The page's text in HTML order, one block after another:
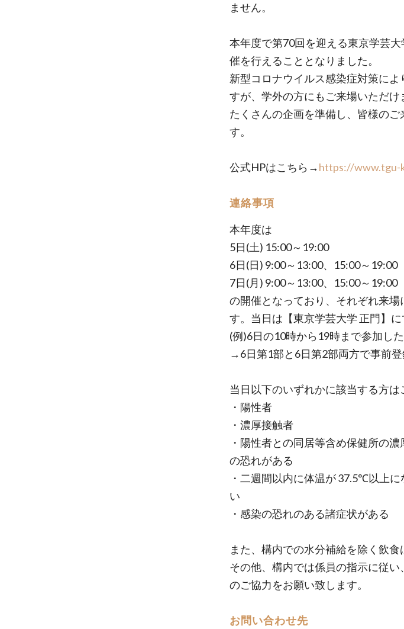
ません。
本年度で第70回を迎える東京学芸
催を行えることとなりました。
新型コロナウイルス感染症対策に
すが、学外の方にもご来場いただけ
たくさんの企画を準備し、皆様の
す。
公式HPはこちら→https://www.tgu-
連絡事項
本年度は
5日(土) 15:00～19:00
6日(日) 9:00～13:00、15:00～19:00
7日(月) 9:00～13:00、15:00～19:00
の開催となっており、それぞれ来
す。当日は【東京学芸大学 正門】
(例)6日の10時から19時まで参加し
→6日第1部と6日第2部両方で事前登
当日以下のいずれかに該当する方は
・陽性者
・濃厚接触者
・陽性者との同居等含め保健所の
の恐れがある
・二週間以内に体温が 37.5℃以上
い
・感染の恐れのある諸症状がある
また、構内での水分補給を除く飲食
その他、構内では係員の指示に従
のご協力をお願い致します。
お問い合わせ先